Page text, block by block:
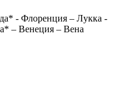
- Флоренция – Лукка -
– Венеция – Вена